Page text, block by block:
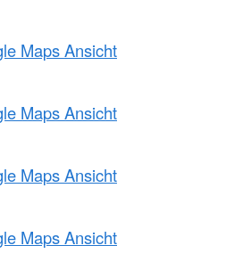
Maps Ansicht
Maps Ansicht
Maps Ansicht
Maps Ansicht